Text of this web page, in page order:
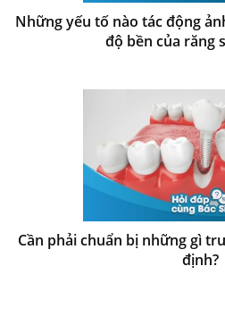
Những yếu tố nào tác động
độ bền của răng
Cần phải chuẩn bị những gì
định?